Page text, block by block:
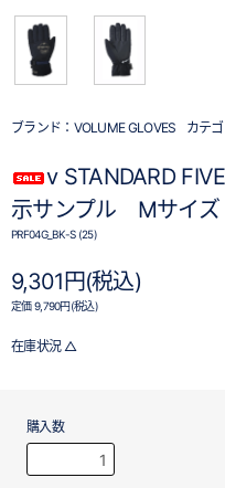
ブランド： VOLUME GLOVES カテゴ
v STANDARD
示サンプル Mサイズ
PRF04G_BK-S (25)
9,301円(税込)
定価 9,790円(税込)
在庫状況 △
購入数